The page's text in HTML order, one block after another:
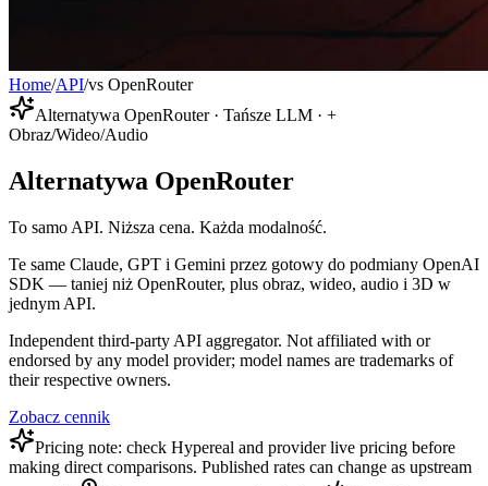
Home/API/vs OpenRouter
Alternatywa OpenRouter · Tańsze LLM · +
Obraz/Wideo/Audio
Alternatywa OpenRouter
To samo API. Niższa cena. Każda modalność.
Te same Claude, GPT i Gemini przez gotowy do podmiany OpenAI
SDK — taniej niż OpenRouter, plus obraz, wideo, audio i 3D w
jednym API.
Independent third-party API aggregator. Not affiliated with or
endorsed by any model provider; model names are trademarks of
their respective owners.
Zobacz cennik
Pricing note: check Hypereal and provider live pricing before
making direct comparisons. Published rates can change as upstream